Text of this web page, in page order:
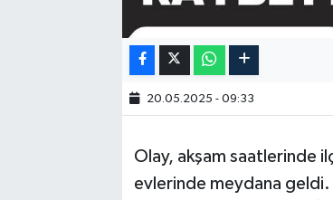
20.05.2025 - 09:33
Olay, akşam saatlerinde
evlerinde meydana